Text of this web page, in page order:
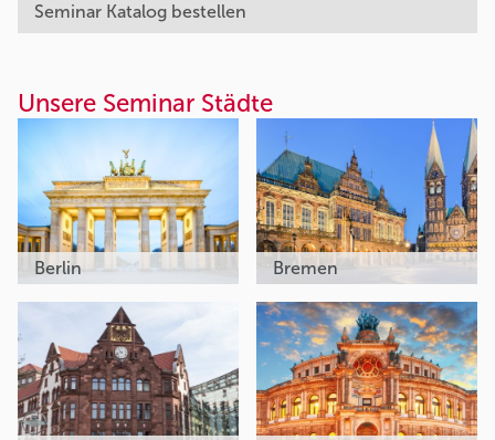
Seminar Katalog bestellen
Unsere Seminar Städte
Berlin Bremen